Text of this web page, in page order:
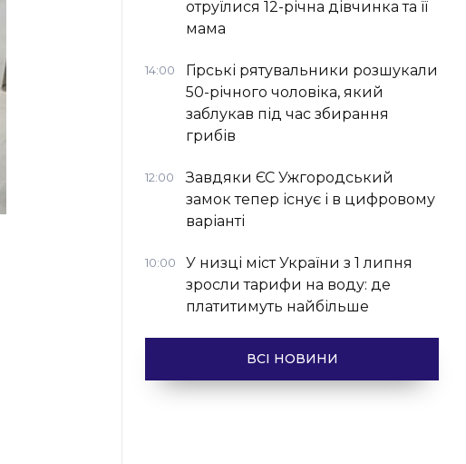
отруїлися 12-річна дівчинка та її
мама
14:00
Гірські рятувальники розшукали
50-річного чоловіка, який
заблукав під час збирання
грибів
12:00
Завдяки ЄС Ужгородський
замок тепер існує і в цифровому
варіанті
10:00
У низці міст України з 1 липня
зросли тарифи на воду: де
платитимуть найбільше
ВСІ НОВИНИ